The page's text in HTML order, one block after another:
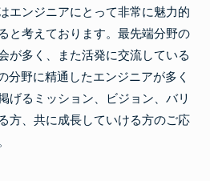
エンジニアにとって非常に魅力的
と考えております。最先端分野の
が多く、また活発に交流している
分野に精通したエンジニアが多く
げるミッション、ビジョン、バリ
方、共に成長していける方のご応